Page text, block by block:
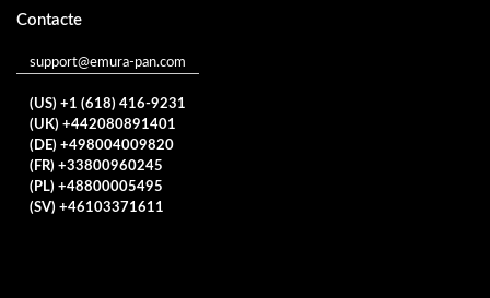
Contacte
support@emura-pan.com
(US) +1 (618) 416-9231
(UK) +442080891401
(DE) +498004009820
(FR) +33800960245
(PL) +48800005495
(SV) +46103371611